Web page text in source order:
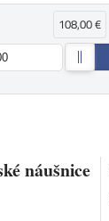
108,00 €
náušnice